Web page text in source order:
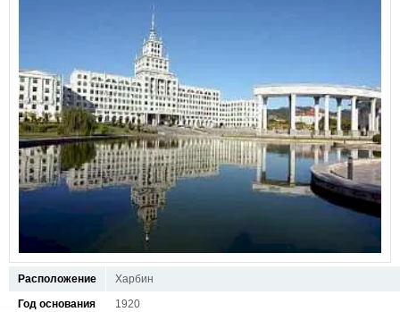
Расположение
Харбин
Год основания
1920